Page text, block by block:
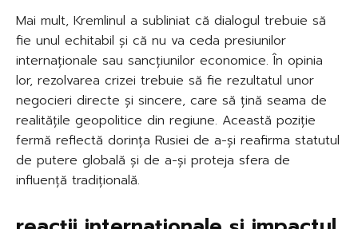
Mai mult, Kremlinul a subliniat că dialogul trebuie să
fie unul echitabil și că nu va ceda presiunilor
internaționale sau sancțiunilor economice. În opinia
lor, rezolvarea crizei trebuie să fie rezultatul unor
negocieri directe și sincere, care să țină seama de
realitățile geopolitice din regiune. Această poziție
fermă reflectă dorința Rusiei de a-și reafirma statutul
de putere globală și de a-și proteja sfera de
influență tradițională.